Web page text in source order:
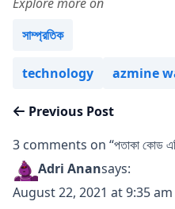
Posted in
সাম্প্রতিক
Tags:
technology azmine
PostPrevious PostPrevious
3 comments on “পতাকা কোড
Adri Anansays:
August 22, 2021 at 9:35 am